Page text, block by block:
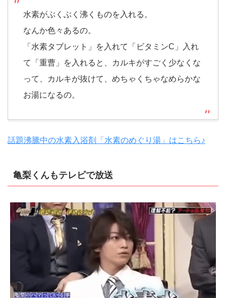
水素がぶくぶく沸くものを入れる。
なんか色々あるの。
「水素タブレット」を入れて「ビタミンC」入れ
て「重曹」を入れると、カルキがすごく少なくな
って、カルキが抜けて、めちゃくちゃなめらかな
お湯になるの。
話題沸騰中の水素入浴剤「水素のめぐり湯」はこちら♪
亀梨くんもテレビで放送